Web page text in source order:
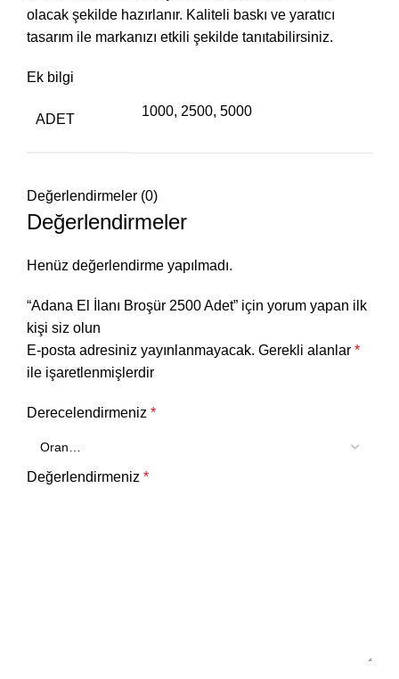
olacak şekilde hazırlanır. Kaliteli baskı ve yaratıcı
tasarım ile markanızı etkili şekilde tanıtabilirsiniz.
Ek bilgi
ADET
1000, 2500, 5000
Değerlendirmeler (0)
Değerlendirmeler
Henüz değerlendirme yapılmadı.
“Adana El İlanı Broşür 2500 Adet” için yorum yapan ilk
kişi siz olun
E-posta adresiniz yayınlanmayacak. Gerekli alanlar *
ile işaretlenmişlerdir
Derecelendirmeniz *
Değerlendirmeniz *